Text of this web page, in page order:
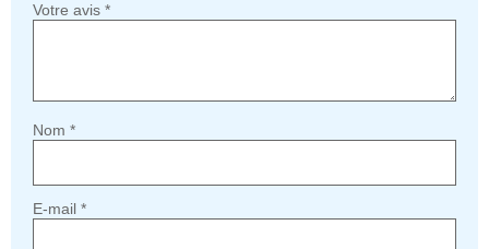
Votre avis *
Nom *
E-mail *